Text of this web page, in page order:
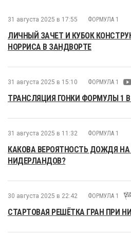
31 августа 2025 в 17:55 ФОРМУЛА 1
ЛИЧНЫЙ ЗАЧЕТ И КУБОК
НОРРИСА В ЗАНДВОРТЕ
31 августа 2025 в 15:10 ФОРМУЛА 1
ТРАНСЛЯЦИЯ ГОНКИ ФОРМУЛЫ 1
31 августа 2025 в 11:32 ФОРМУЛА 1
КАКОВА ВЕРОЯТНОСТЬ ДОЖДЯ НА
НИДЕРЛАНДОВ?
30 августа 2025 в 22:42 ФОРМУЛА 1
СТАРТОВАЯ РЕШЁТКА ГРАН ПРИ